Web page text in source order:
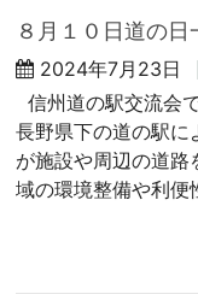
８月１０日道の日
2024年7月23日
信州道の駅交流会
長野県下の道の駅に
が施設や周辺の道
域の環境整備や利